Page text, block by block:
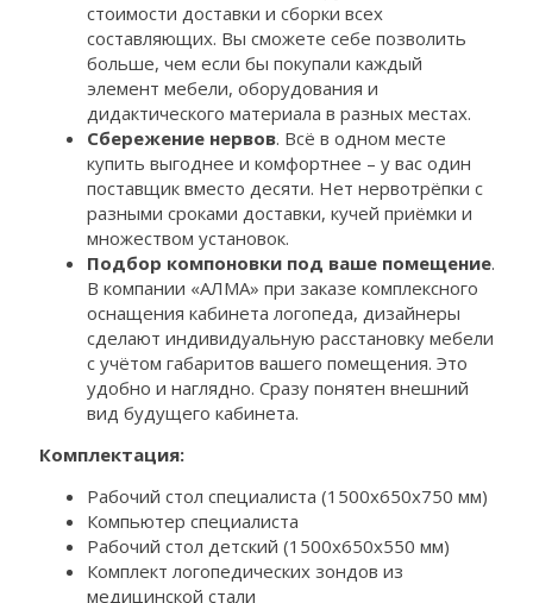
стоимости доставки и сборки всех
составляющих. Вы сможете себе позволить
больше, чем если бы покупали каждый
элемент мебели, оборудования и
дидактического материала в разных местах.
Сбережение нервов. Всё в одном месте
купить выгоднее и комфортнее – у вас один
поставщик вместо десяти. Нет нервотрёпки с
разными сроками доставки, кучей приёмки и
множеством установок.
Подбор компоновки под ваше помещение.
В компании «АЛМА» при заказе комплексного
оснащения кабинета логопеда, дизайнеры
сделают индивидуальную расстановку мебели
с учётом габаритов вашего помещения. Это
удобно и наглядно. Сразу понятен внешний
вид будущего кабинета.
Комплектация:
Рабочий стол специалиста (1500х650х750 мм)
Компьютер специалиста
Рабочий стол детский (1500х650х550 мм)
Комплект логопедических зондов из
медицинской стали